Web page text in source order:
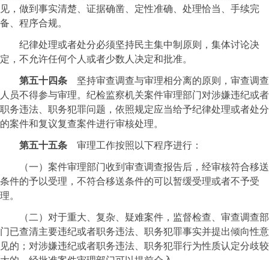
见，做到事实清楚、证据确凿、定性准确、处理恰当、手续完
备、程序合规。
纪律处理或者处分必须坚持民主集中制原则，集体讨论决
定，不允许任何个人或者少数人决定和批准。
第五十四条 坚持审查调查与审理相分离的原则，审查调查
人员不得参与审理。纪检监察机关案件审理部门对涉嫌违纪或者
职务违法、职务犯罪问题，依照规定应当给予纪律处理或者处分
的案件和复议复查案件进行审核处理。
第五十五条 审理工作按照以下程序进行：
（一）案件审理部门收到审查调查报告后，经审核符合移送
条件的予以受理，不符合移送条件的可以暂缓受理或者不予受
理。
（二）对于重大、复杂、疑难案件，监督检查、审查调查部
门已查清主要违纪或者职务违法、职务犯罪事实并提出倾向性意
见的；对涉嫌违纪或者职务违法、职务犯罪行为性质认定分歧较